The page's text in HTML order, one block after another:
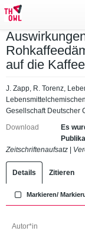
auf die
J. Zapp, R. Torenz,
Gesellschaft Deutscher
Download
Es
Zeitschriftenaufsatz
Details Zitieren
Markieren/
Autor*in